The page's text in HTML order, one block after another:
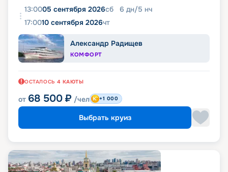
13:0005 сентября 2026сб 6 дн/5 нч
17:0010 сентября 2026чт
Александр Радищев
КОМФОРТ
ОСТАЛОСЬ 4 КАЮТЫ
от 68 500 ₽ /чел +1 000
Выбрать круиз